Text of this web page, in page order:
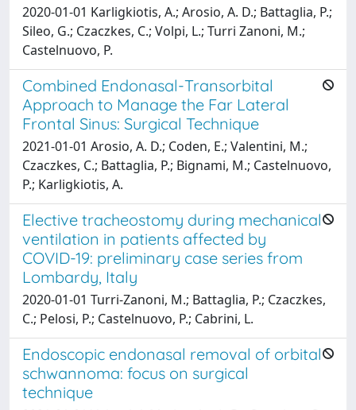
2020-01-01 Karligkiotis, A.; Arosio, A. D.; Battaglia, P.;
Sileo, G.; Czaczkes, C.; Volpi, L.; Turri Zanoni, M.;
Castelnuovo, P.
Combined Endonasal-Transorbital
Approach to Manage the Far Lateral
Frontal Sinus: Surgical Technique
2021-01-01 Arosio, A. D.; Coden, E.; Valentini, M.;
Czaczkes, C.; Battaglia, P.; Bignami, M.; Castelnuovo,
P.; Karligkiotis, A.
Elective tracheostomy during mechanical
ventilation in patients affected by
COVID-19: preliminary case series from
Lombardy, Italy
2020-01-01 Turri-Zanoni, M.; Battaglia, P.; Czaczkes,
C.; Pelosi, P.; Castelnuovo, P.; Cabrini, L.
Endoscopic endonasal removal of orbital
schwannoma: focus on surgical
technique